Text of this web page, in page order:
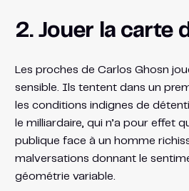
2. Jouer la carte
Les proches de Carlos Ghosn
sensible. Ils tentent dans un
les conditions indignes de
le milliardaire, qui n’a pour effet
publique face à un homme
malversations donnant le
géométrie variable.